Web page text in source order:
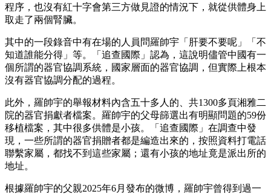
程序，也沒有紅十字會第三方做見證的情況下，就從供體身上
取走了兩個腎臟。
其中的一段錄音中有在場的人員問羅帥宇「肝要不要呢」「不
知道誰能分得」等。「追查國際」認為，這說明儘管中國有一
個所謂的器官協調系統，國家層面的器官協調，但實際上根本
沒有器官協調分配的過程。
此外，羅帥宇的舉報材料內含五十多人的、共1300多頁湘雅二
院的器官捐獻者檔案。羅帥宇的父母篩選出有明顯問題的59份
移植檔案，其中很多供體是小孩。「追查國際」在調查中發
現，一些所謂的器官捐贈者都是編造出來的，按照資料打電話
聯繫家屬，都找不到這些家屬；還有小孩的地址竟是派出所的
地址。
根據羅帥宇的父親2025年6月發布的微博，羅帥宇曾得到過一